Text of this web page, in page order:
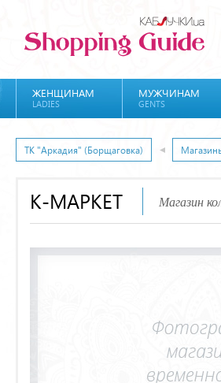
ЖЕНЩИНАМ
LADIES
МУЖЧИНАМ
GENTS
ТК "Аркадия" (Борщаговка)
К-МАРКЕТ Магазин